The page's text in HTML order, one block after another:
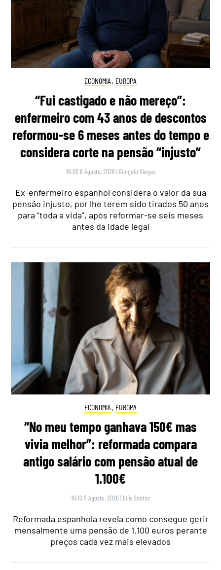
ECONOMIA , EUROPA
“Fui castigado e não mereço”:
enfermeiro com 43 anos de descontos
reformou-se 6 meses antes do tempo e
considera corte na pensão “injusto”
16:00 6 Agosto, 2026 | Gonçalo Viegas
Ex-enfermeiro espanhol considera o valor da sua
pensão injusto, por lhe terem sido tirados 50 anos
para "toda a vida", após reformar-se seis meses
antes da idade legal
ECONOMIA , EUROPA
“No meu tempo ganhava 150€ mas
vivia melhor”: reformada compara
antigo salário com pensão atual de
1.100€
16:10 5 Agosto, 2026 | Luís Santos
Reformada espanhola revela como consegue gerir
mensalmente uma pensão de 1.100 euros perante
preços cada vez mais elevados